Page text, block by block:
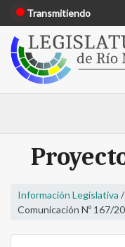
Transmitiendo
Información Legislativa /
Comunicación Nº 167/